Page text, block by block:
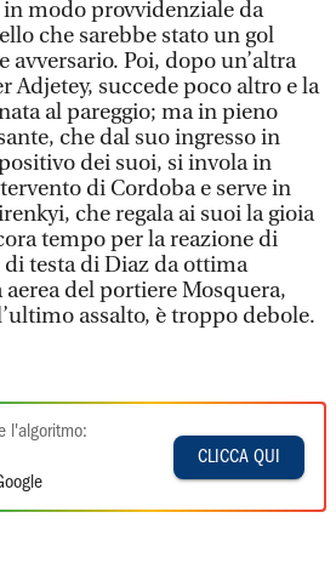
modo provvidenziale da
che sarebbe stato un gol
avversario. Poi, dopo un’altra
Adjetey, succede poco altro e la
al pareggio; ma in pieno
che dal suo ingresso in
dei suoi, si invola in
di Cordoba e serve in
che regala ai suoi la gioia
tempo per la reazione di
testa di Diaz da ottima
del portiere Mosquera,
assalto, è troppo debole.
l'algoritmo:
CLICCA QUI